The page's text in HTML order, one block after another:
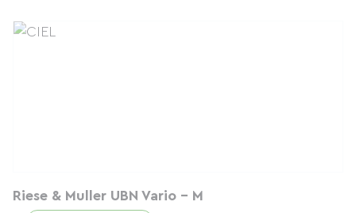
Riese & Muller UBN Vario - M